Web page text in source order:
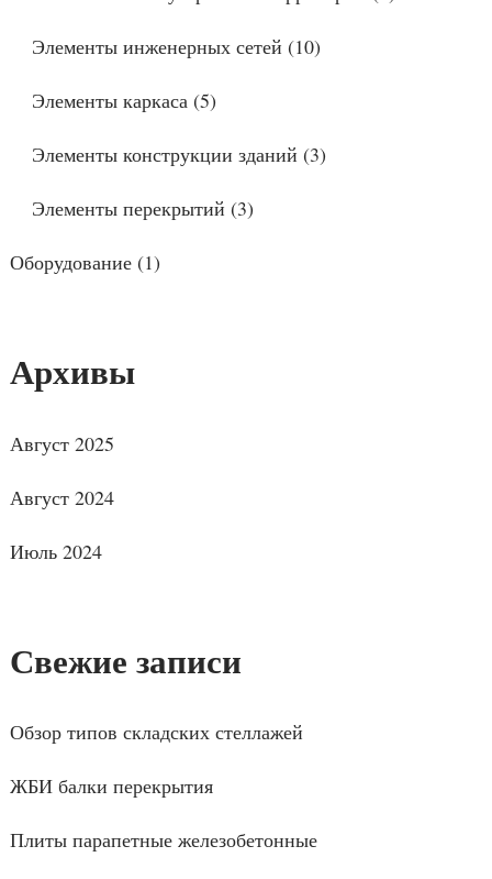
Элементы инженерных сетей (10)
Элементы каркаса(5)
Элементы конструкции зданий (3)
Элементы перекрытий (3)
Оборудование(1)
Архивы
Август 2025
Август 2024
Июль 2024
Свежие записи
Обзор типов складских стеллажей
ЖБИ балки перекрытия
Плиты парапетные железобетонные